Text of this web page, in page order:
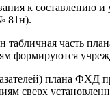
к
81н).
часть
формируются
плана ФХД
сверх